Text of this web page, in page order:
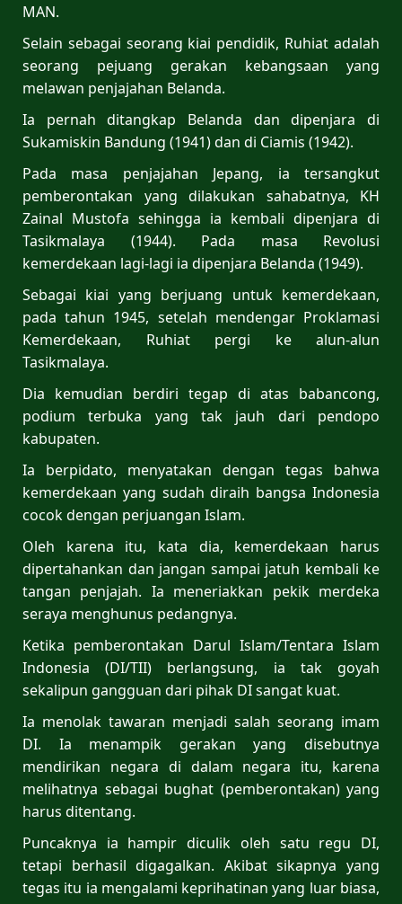
MAN.
Selain sebagai seorang kiai pendidik, Ruhiat adalah
seorang pejuang gerakan kebangsaan yang
melawan penjajahan Belanda.
Ia pernah ditangkap Belanda dan dipenjara di
Sukamiskin Bandung (1941) dan di Ciamis (1942).
Pada masa penjajahan Jepang, ia tersangkut
pemberontakan yang dilakukan sahabatnya, KH
Zainal Mustofa sehingga ia kembali dipenjara di
Tasikmalaya (1944). Pada masa Revolusi
kemerdekaan lagi-lagi ia dipenjara Belanda (1949).
Sebagai kiai yang berjuang untuk kemerdekaan,
pada tahun 1945, setelah mendengar Proklamasi
Kemerdekaan, Ruhiat pergi ke alun-alun
Tasikmalaya.
Dia kemudian berdiri tegap di atas babancong,
podium terbuka yang tak jauh dari pendopo
kabupaten.
Ia berpidato, menyatakan dengan tegas bahwa
kemerdekaan yang sudah diraih bangsa Indonesia
cocok dengan perjuangan Islam.
Oleh karena itu, kata dia, kemerdekaan harus
dipertahankan dan jangan sampai jatuh kembali ke
tangan penjajah. Ia meneriakkan pekik merdeka
seraya menghunus pedangnya.
Ketika pemberontakan Darul Islam/Tentara Islam
Indonesia (DI/TII) berlangsung, ia tak goyah
sekalipun gangguan dari pihak DI sangat kuat.
Ia menolak tawaran menjadi salah seorang imam
DI. Ia menampik gerakan yang disebutnya
mendirikan negara di dalam negara itu, karena
melihatnya sebagai bughat (pemberontakan) yang
harus ditentang.
Puncaknya ia hampir diculik oleh satu regu DI,
tetapi berhasil digagalkan. Akibat sikapnya yang
tegas itu ia mengalami keprihatinan yang luar biasa,